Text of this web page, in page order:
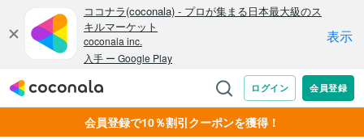
会員登録で10％割引クーポンを獲得！